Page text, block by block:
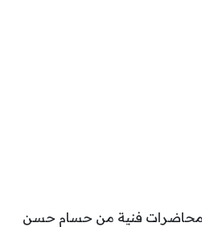
محاضرات فنية من حسام حسن